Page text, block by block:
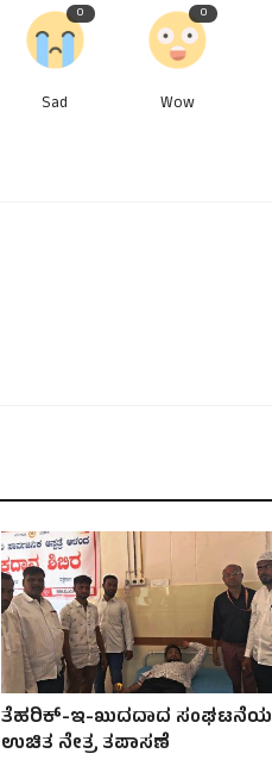
0
Sad
0
Wow
ತೆಹರಿಕ್-ಇ-ಖುದದಾದ ಸಂಘಟನೆಯ
ಉಚಿತ ನೇತ್ರ ತಪಾಸಣೆ